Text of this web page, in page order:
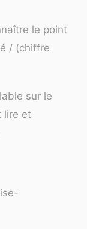
le point
/ (chiffre
sur le
lire et